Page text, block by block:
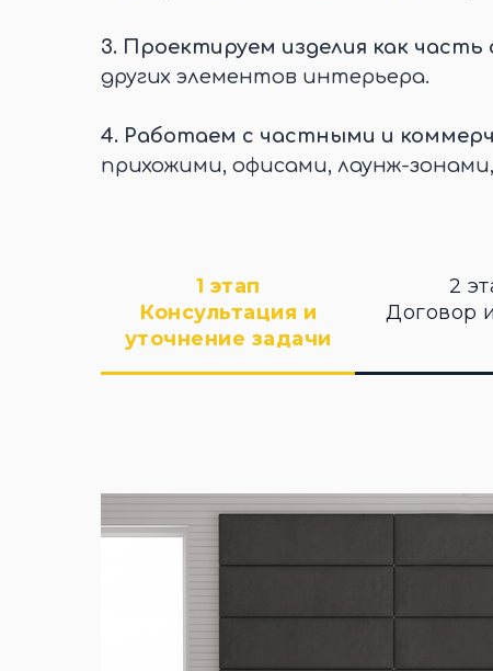
3. Проектируем изделия как часть
других элементов интерьера.
4. Работаем с частными и
прихожими, офисами, лаунж-
1 этап
Консультация и
уточнение задачи
2
Договор